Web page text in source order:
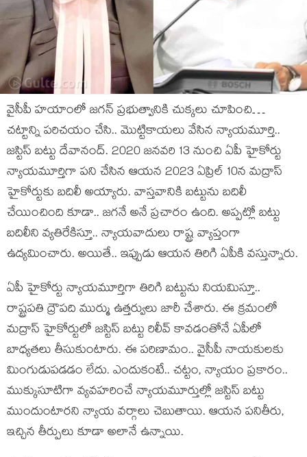
వైసీపీ హ‌యాంలో జ‌గ‌న్ ప్ర‌భుత్వానికి చుక్క‌లు చూపించి…
చ‌ట్టాన్ని ప‌రిచ‌యం చేసి.. మొట్టికాయ‌లు వేసిన న్యాయ‌మూర్తి..
జ‌స్టిస్ బ‌ట్టు దేవానంద్‌. 2020 జనవరి 13 నుంచి ఏపీ హైకోర్టు
న్యాయమూర్తిగా ప‌ని చేసిన ఆయ‌న 2023 ఏప్రిల్‌ 10న మద్రాస్‌
హైకోర్టుకు బ‌దిలీ అయ్యారు. వాస్త‌వానికి బ‌ట్టును బ‌దిలీ
చేయించింది కూడా.. జ‌గ‌నే అనే ప్ర‌చారం ఉంది. అప్ప‌ట్లో బ‌ట్టు
బ‌దిలీని వ్య‌తిరేకిస్తూ.. న్యాయ‌వాదులు రాష్ట్ర వ్యాప్తంగా
ఉద్య‌మించారు. అయితే.. ఇప్పుడు ఆయ‌న తిరిగి ఏపీకి వ‌స్తున్నారు.
ఏపీ హైకోర్టు న్యాయ‌మూర్తిగా తిరిగి బ‌ట్టును నియ‌మిస్తూ..
రాష్ట్ర‌ప‌తి ద్రౌప‌ది ముర్ము ఉత్త‌ర్వులు జారీ చేశారు. ఈ క్ర‌మంలో
మ‌ద్రాస్ హైకోర్టులో జ‌స్టిస్ బ‌ట్టు రిలీవ్ కావ‌డంతోనే ఏపీలో
బాధ్య‌త‌లు తీసుకుంటారు. ఈ ప‌రిణామం.. వైసీపీ నాయ‌కుల‌కు
మింగుడుప‌డ‌డం లేదు. ఎందుకంటే.. చ‌ట్టం, న్యాయం ప్ర‌కారం..
ముక్కుసూటిగా వ్య‌వ‌హ‌రించే న్యాయ‌మూర్తుల్లో జ‌స్టిస్‌ బ‌ట్టు
ముందుంటార‌ని న్యాయ వ‌ర్గాలు చెబుతాయి. ఆయ‌న పనితీరు,
ఇచ్చిన తీర్పులు కూడా అలానే ఉన్నాయి.